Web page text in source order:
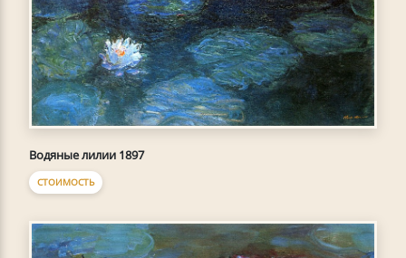
Водяные лилии 1897
СТОИМОСТЬ